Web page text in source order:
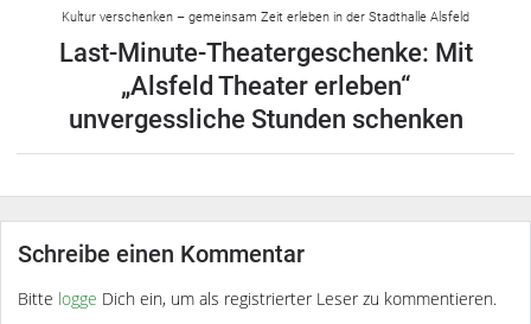
Kultur verschenken – gemeinsam Zeit erleben in der Stadthalle Alsfeld
Last-Minute-Theatergeschenke: Mit
„Alsfeld Theater erleben“
unvergessliche Stunden schenken
Schreibe einen Kommentar
Bitte logge Dich ein, um als registrierter Leser zu kommentieren.